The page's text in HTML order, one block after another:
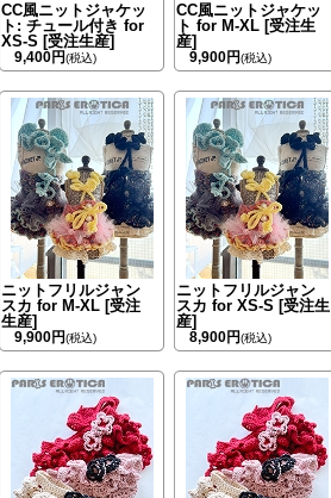
CC風ニットジャケッ
ト: チュール付き for
XS-S [受注生産]
9,400円(税込)
CC風ニットジャケッ
ト for M-XL [受注生
産]
9,900円(税込)
ニットフリルジャン
スカ for M-XL [受注
生産]
9,900円(税込)
ニットフリルジャン
スカ for XS-S [受注生
産]
8,900円(税込)